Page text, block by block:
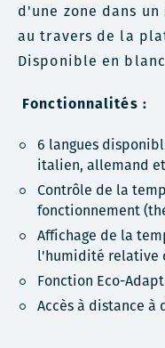
d'une zone dans
au travers de la
Disponible en
Fonctionnalités :
6 langues
italien, allemand
Contrôle de la
fonctionnement
Affichage de la
l'humidité relative
Fonction Eco-
Accès à distance à